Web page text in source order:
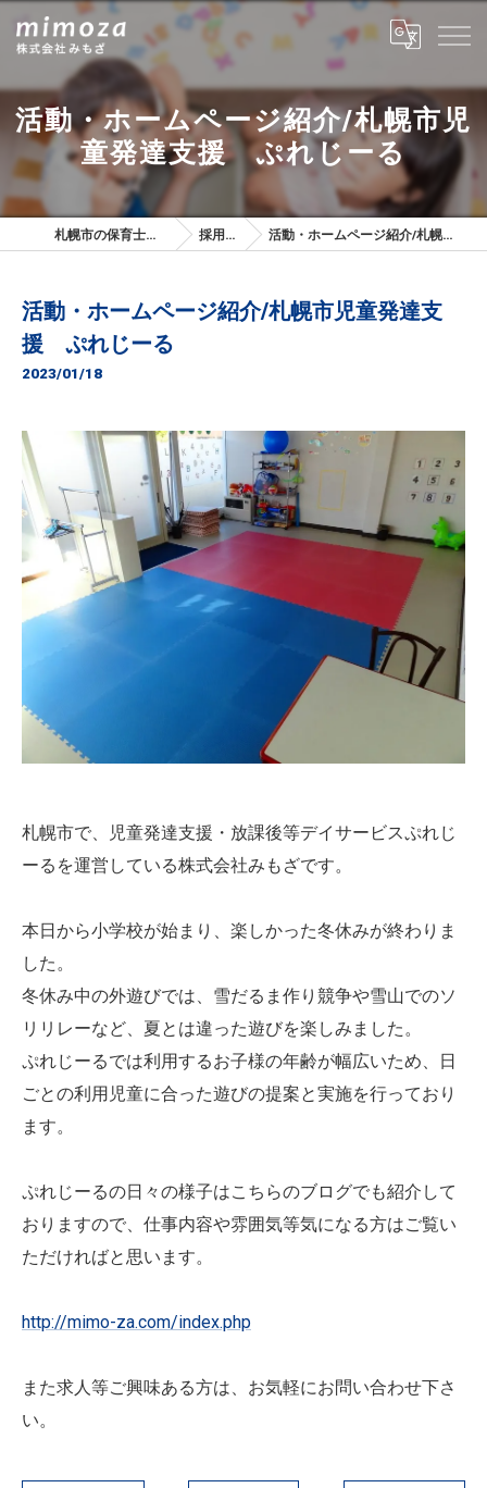
活動・ホームページ紹介/札幌市児
童発達支援 ぷれじーる
札幌市の保育士は株式会社みもざ 採用ブログ 活動・ホームページ紹介/札幌市児童発達支援 ぷれじーる
活動・ホームページ紹介/札幌市児童発達支
援 ぷれじーる
2023/01/18
札幌市で、児童発達支援・ 放課後等デイサービスぷれじ
ーるを運営している株式会社みもざです。
本日から小学校が始まり、楽しかった冬休みが終わりま
した。
冬休み中の外遊びでは、雪だるま作り競争や雪山でのソ
リリレーなど、 夏とは違った遊びを楽しみました。
ぷれじーるでは利用するお子様の年齢が幅広いため、日
ごとの利用児童に合った遊びの提案と実施を行っており
ます。
ぷれじーるの日々の様子はこちらのブログでも紹介して
おりますので、 仕事内容や雰囲気等気になる方はご覧い
ただければと思います。
http://mimo-za.com/index.php
また求人等ご興味ある方は、お気軽にお問い合わせ下さ
い。